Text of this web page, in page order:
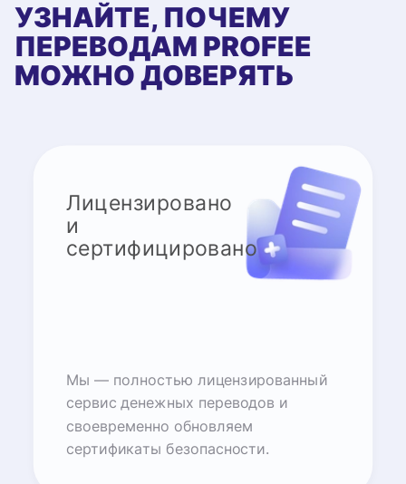
УЗНАЙТЕ, ПОЧЕМУ
ПЕРЕВОДАМ PROFEE
МОЖНО ДОВЕРЯТЬ
Лицензировано
и
сертифицировано
Мы — полностью лицензированный
сервис денежных переводов и
своевременно обновляем
сертификаты безопасности.